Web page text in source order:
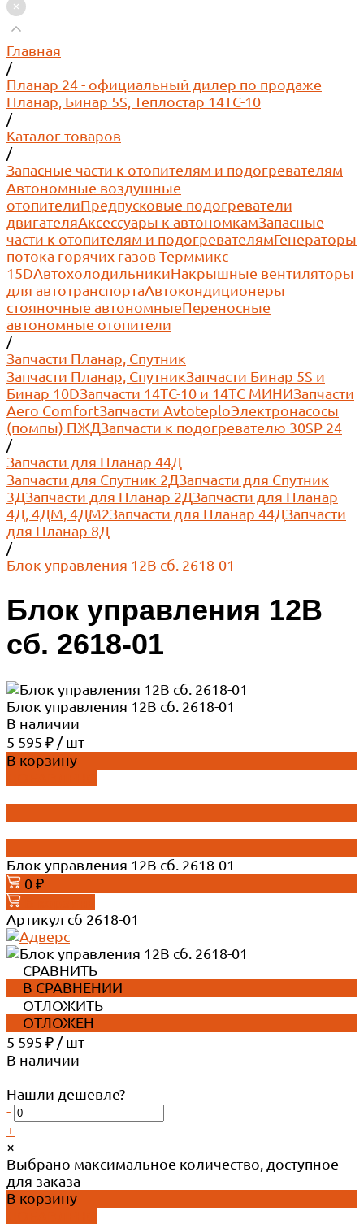
Главная
/
Планар 24 - официальный дилер по продаже
Планар, Бинар 5S, Теплостар 14ТС-10
/
Каталог товаров
/
Запасные части к отопителям и подогревателям
Автономные воздушные
отопителиПредпусковые подогреватели
двигателяАксессуары к автономкамЗапасные
части к отопителям и подогревателямГенераторы
потока горячих газов Терммикс
15DАвтохолодильникиНакрышные вентиляторы
для автотранспортаАвтокондиционеры
стояночные автономныеПереносные
автономные отопители
/
Запчасти Планар, Спутник
Запчасти Планар, СпутникЗапчасти Бинар 5S и
Бинар 10DЗапчасти 14ТС-10 и 14ТС МИНИЗапчасти
Aero ComfortЗапчасти AvtoteploЭлектронасосы
(помпы) ПЖДЗапчасти к подогревателю 30SP 24
/
Запчасти для Планар 44Д
Запчасти для Спутник 2ДЗапчасти для Спутник
3ДЗапчасти для Планар 2ДЗапчасти для Планар
4Д, 4ДМ, 4ДМ2Запчасти для Планар 44ДЗапчасти
для Планар 8Д
/
Блок управления 12В сб. 2618-01
Блок управления 12В
сб. 2618-01
Блок управления 12В сб. 2618-01
В наличии
5 595 ₽ / шт
В корзину
Блок управления 12В сб. 2618-01
0 ₽
Артикул сб 2618-01
СРАВНИТЬ
В СРАВНЕНИИ
ОТЛОЖИТЬ
ОТЛОЖЕН
5 595 ₽ / шт
В наличии
Нашли дешевле?
-
+
×
Выбрано максимальное количество, доступное
для заказа
В корзину